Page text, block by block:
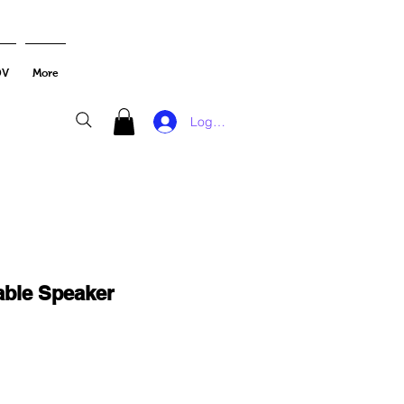
More
Log In
Speaker